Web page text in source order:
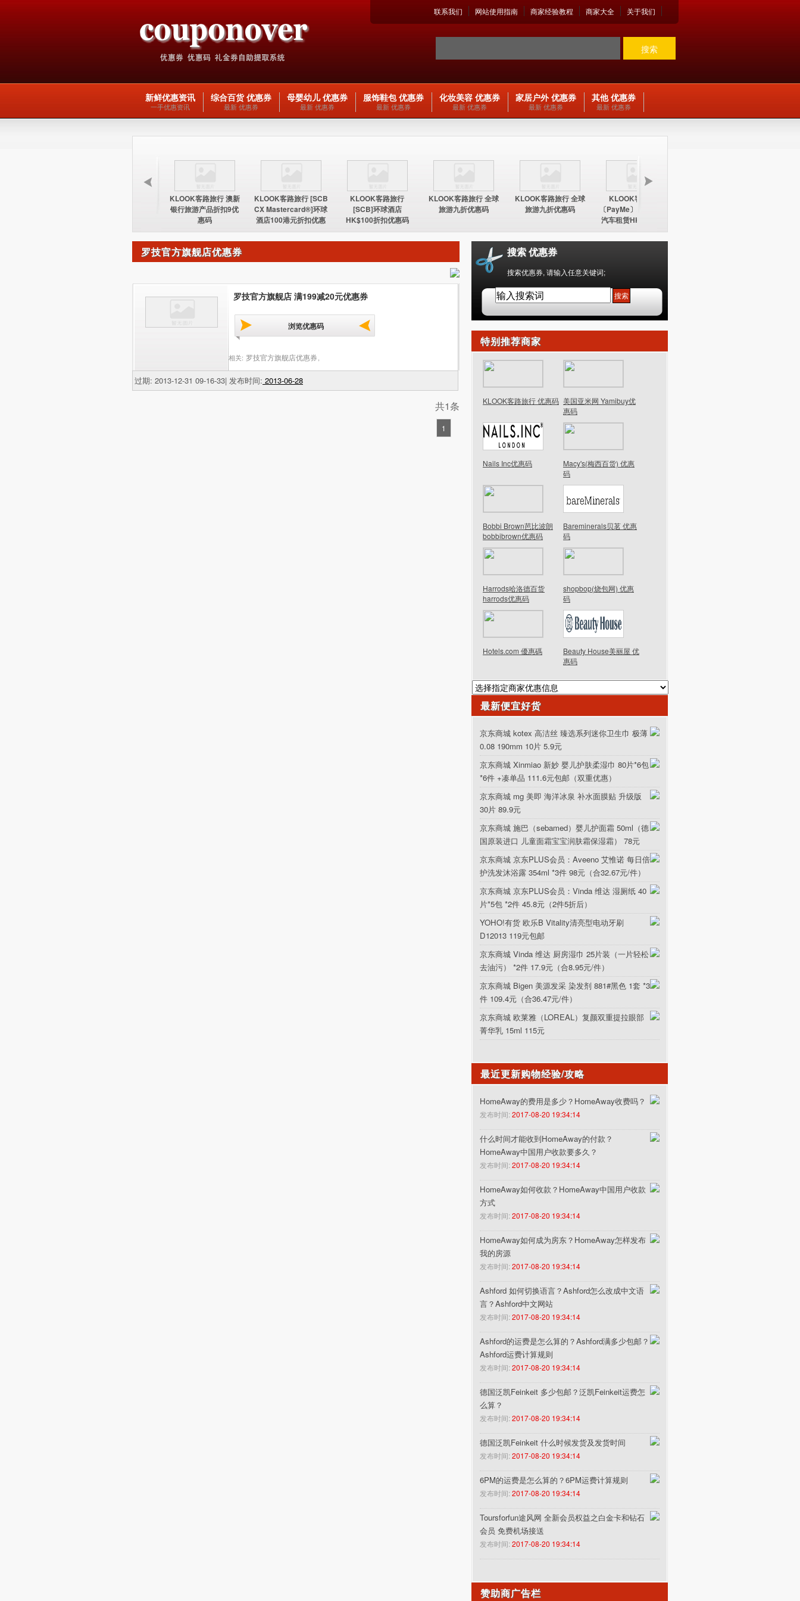
关于我们
商家大全
商家经验教程
网站使用指南
联系我们
搜索
新鲜优惠资讯
一手优惠资讯
综合百货 优惠券
最新 优惠券
母婴幼儿 优惠券
最新 优惠券
服饰鞋包 优惠券
最新 优惠券
化妆美容 优惠券
最新 优惠券
家居户外 优惠券
最新 优惠券
其他 优惠券
最新 优惠券
KLOOK客路旅行 澳新
银行旅游产品折扣9优
惠码
KLOOK客路旅行 [SCB
CX Mastercard®]环球
酒店100港元折扣优惠
码
KLOOK客路旅行
[SCB]环球酒店
HK$100折扣优惠码
KLOOK客路旅行 全球
旅游九折优惠码
KLOOK客路旅行 全球
旅游九折优惠码
KLOOK客路旅行
〔PayMe〕环球酒店及
汽车租赁HK$100折扣
优惠码
罗技官方旗舰店优惠券
罗技官方旗舰店 满199减20元优惠券
浏览优惠码
相关: 罗技官方旗舰店优惠券
过期: 2013-12-31 09-16-33| 发布时间: 2013-06-28
共1条
1
搜索 优惠券
搜索优惠券, 请输入任意关键词;
特别推荐商家
KLOOK客路旅行 优惠码 美国亚米网 Yamibuy优
惠码
Nails Inc优惠码
Macy's(梅西百货) 优惠
码
Bobbi Brown芭比波朗
bobbibrown优惠码
Bareminerals贝茗 优惠
码
Harrods哈洛德百货
harrods优惠码
shopbop(烧包网) 优惠
码
Hotels.com 優惠碼
Beauty House美丽屋 优
惠码
最新便宜好货
京东商城 kotex 高洁丝 臻选系列迷你卫生巾 极薄
0.08 190mm 10片 5.9元
京东商城 Xinmiao 新妙 婴儿护肤柔湿巾 80片*6包
*6件 +凑单品 111.6元包邮（双重优惠）
京东商城 mg 美即 海洋冰泉 补水面膜贴 升级版
30片 89.9元
京东商城 施巴（sebamed）婴儿护面霜 50ml（德
国原装进口 儿童面霜宝宝润肤霜保湿霜） 78元
京东商城 京东PLUS会员：Aveeno 艾惟诺 每日倍
护洗发沐浴露 354ml *3件 98元（合32.67元/件）
京东商城 京东PLUS会员：Vinda 维达 湿厕纸 40
片*5包 *2件 45.8元（2件5折后）
YOHO!有货 欧乐B Vitality清亮型电动牙刷
D12013 119元包邮
京东商城 Vinda 维达 厨房湿巾 25片装（一片轻松
去油污） *2件 17.9元（合8.95元/件）
京东商城 Bigen 美源发采 染发剂 881#黑色 1套 *3
件 109.4元（合36.47元/件）
京东商城 欧莱雅（LOREAL）复颜双重提拉眼部
菁华乳 15ml 115元
最近更新购物经验/攻略
HomeAway的费用是多少？HomeAway收费吗？
发布时间: 2017-08-20 19:34:14
什么时间才能收到HomeAway的付款？
HomeAway中国用户收款要多久？
发布时间: 2017-08-20 19:34:14
HomeAway如何收款？HomeAway中国用户收款
方式
发布时间: 2017-08-20 19:34:14
HomeAway如何成为房东？HomeAway怎样发布
我的房源
发布时间: 2017-08-20 19:34:14
Ashford 如何切换语言？Ashford怎么改成中文语
言？Ashford中文网站
发布时间: 2017-08-20 19:34:14
Ashford的运费是怎么算的？Ashford满多少包邮？
Ashford运费计算规则
发布时间: 2017-08-20 19:34:14
德国泛凯Feinkeit 多少包邮？泛凯Feinkeit运费怎
么算？
发布时间: 2017-08-20 19:34:14
德国泛凯Feinkeit 什么时候发货及发货时间
发布时间: 2017-08-20 19:34:14
6PM的运费是怎么算的？6PM运费计算规则
发布时间: 2017-08-20 19:34:14
Toursforfun途风网 全新会员权益之白金卡和钻石
会员 免费机场接送
发布时间: 2017-08-20 19:34:14
赞助商广告栏